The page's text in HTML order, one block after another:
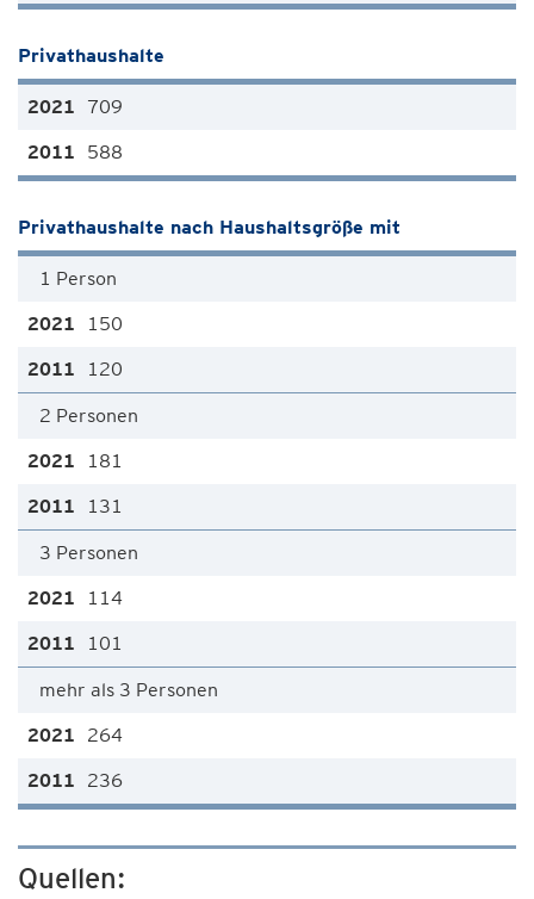
Privathaushalte
709
588
Privathaushalte nach Haushaltsgröße mit
1 Person
150
120
2 Personen
181
131
3 Personen
114
101
mehr als 3 Personen
264
236
Quellen: